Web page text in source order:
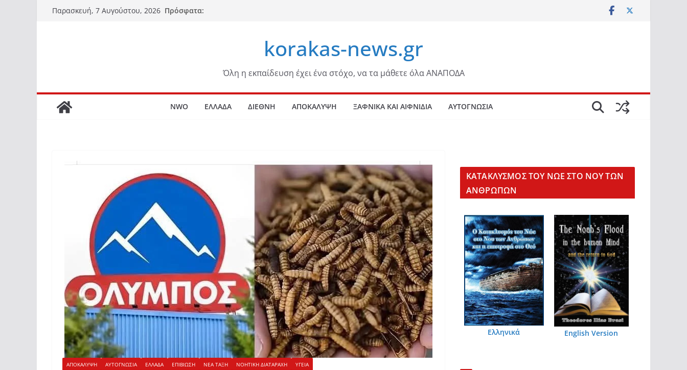
Μετάβαση
Παρασκευή, 7 Αυγούστου, 2026 Πρόσφατα:
korakas-news.gr
Όλη η εκπαίδευση έχει ένα στόχο, να τα μάθετε όλα ΑΝΑΠΟΔΑ
NWO ΕΛΛΑΔΑ ΔΙΕΘΝΗ ΑΠΟΚΑΛΥΨΗ ΞΑΦΝΙΚΑ ΚΑΙ ΑΙΦΝΙΔΙΑ ΑΥΤΟΓΝΩΣΙΑ
ΑΠΟΚΑΛΥΨΗ ΑΥΤΟΓΝΩΣΙΑ ΕΛΛΑΔΑ ΕΠΙΒΙΩΣΗ ΝΕΑ ΤΑΞΗ ΝΟΗΤΙΚΗ ΔΙΑΤΑΡΑΧΗ ΥΓΕΙΑ
KΑΤΑΚΛΥΣΜΟΣ ΤΟΥ ΝΩΕ ΣΤΟ ΝΟΥ ΤΩΝ
ΑΝΘΡΩΠΩΝ
Ελληνικά English Version